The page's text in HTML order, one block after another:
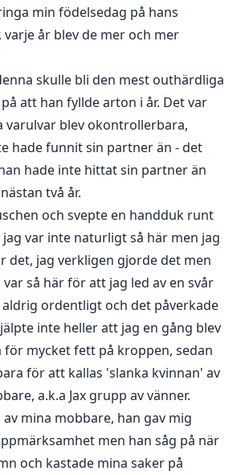
min födelsedag på hans
år blev de mer och mer
skulle bli den mest outhärdliga
att han fyllde arton i år. Det var
varulvar blev okontrollerbara,
hade funnit sin partner än - det
hade inte hittat sin partner än
två år.
och svepte en handduk runt
var inte naturligt så här men jag
det, jag verkligen gjorde det men
så här för att jag led av en svår
ordentligt och det påverkade
inte heller att jag en gång blev
mycket fett på kroppen, sedan
för att kallas 'slanka kvinnan' av
a.k.a Jax grupp av vänner.
av mina mobbare, han gav mig
men han såg på när
och kastade mina saker på